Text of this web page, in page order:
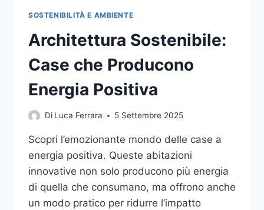
SOSTENIBILITÀ E AMBIENTE
Architettura Sostenibile:
Case che Producono
Energia Positiva
Di Luca Ferrara 5 Settembre 2025
Scopri l’emozionante mondo delle case a
energia positiva. Queste abitazioni
innovative non solo producono più energia
di quella che consumano, ma offrono anche
un modo pratico per ridurre l’impatto